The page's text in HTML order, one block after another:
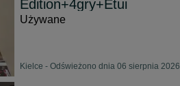
Edition+4gry+Etui
Używane
Kielce - Odświeżono dnia 06 sierpnia 2026